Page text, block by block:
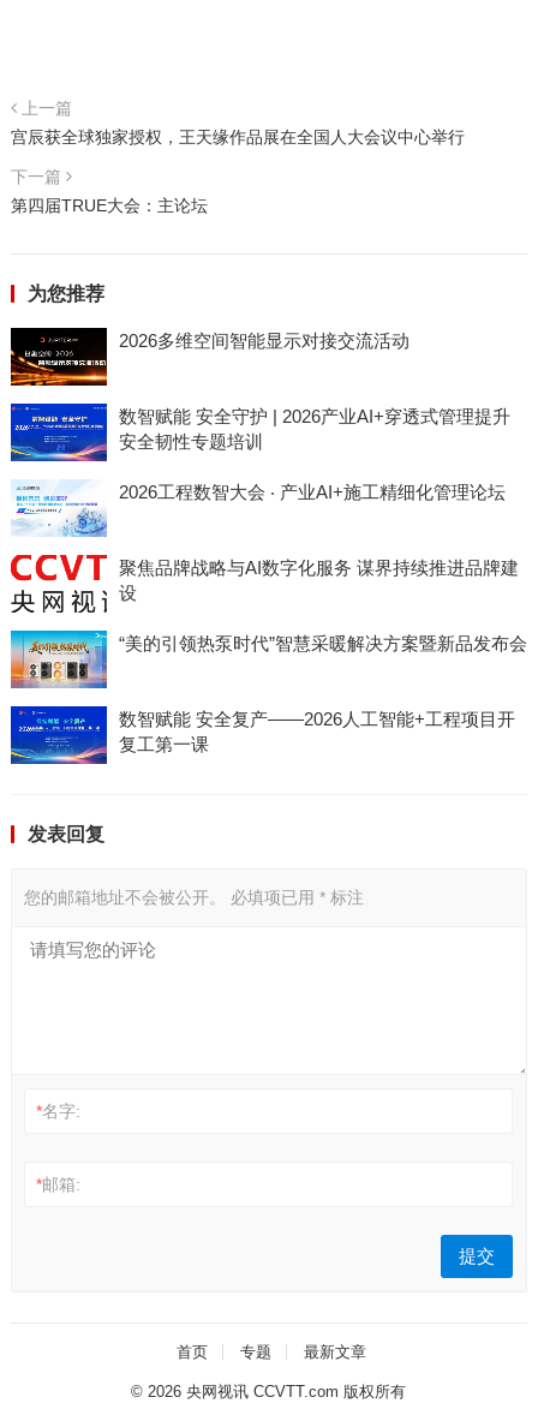
上一篇
宫辰获全球独家授权，王天缘作品展在全国人大会议中心举行
下一篇
第四届TRUE大会：主论坛
为您推荐
2026多维空间智能显示对接交流活动
数智赋能 安全守护 | 2026产业AI+穿透式管理提升
安全韧性专题培训
2026工程数智大会 ‧ 产业AI+施工精细化管理论坛
聚焦品牌战略与AI数字化服务 谋界持续推进品牌建
设
“美的引领热泵时代”智慧采暖解决方案暨新品发布会
数智赋能 安全复产——2026人工智能+工程项目开
复工第一课
发表回复
您的邮箱地址不会被公开。 必填项已用 *标注
*名字:
*邮箱:
首页 专题 最新文章
© 2026央网视讯 CCVTT.com 版权所有